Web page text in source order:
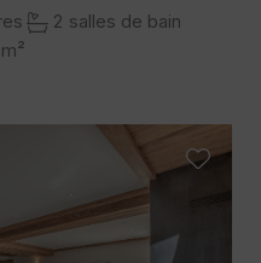
2 salles de bain